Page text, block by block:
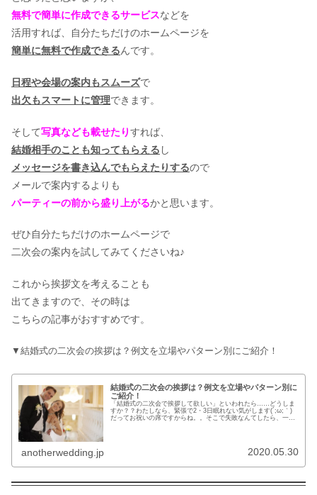
無料で簡単に作成できるサービスなどを
活用すれば、自分たちだけのホームページを
簡単に無料で作成できるんです。
日程や会場の案内もスムーズで
出欠もスマートに管理できます。
そして写真なども載せたりすれば、
結婚相手のことも知ってもらえる し
メッセージを書き込んでもらえたりするので
メールで案内するよりも
パーティーの前から盛り上がるかと思います。
ぜひ自分たちだけのホームページで
二次会の案内を試してみてくださいね♪
これから挨拶文を考えることも
出てきますので、その時は
こちらの記事がおすすめです。
▼結婚式の二次会の挨拶は？例文を立場やパターン別にご紹介！
結婚式の二次会の挨拶は？例文を立場やパターン別に
ご紹介！
「結婚式の二次会で挨拶して欲しい」といわれたら……どうしま
すか？？わたしなら、緊張で2・3日眠れない気がします(´;ω;｀)
だってお祝いの席ですからね。。そこで失敗なんてしたら、一生
anotherwedding.jp 2020.05.30